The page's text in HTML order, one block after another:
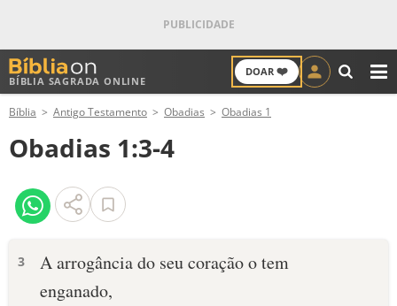
BÍBLIA SAGRADA ONLINE
DOAR ❤️
ANTIGO TESTAMENTO
NOVO TESTAMENTO
VERSÍCULOS
PALAVRA DO DIA
Bíblia Antigo Testamento Obadias Obadias 1
Obadias 1:3-4
3
A arrogância do seu coração o tem
enganado,